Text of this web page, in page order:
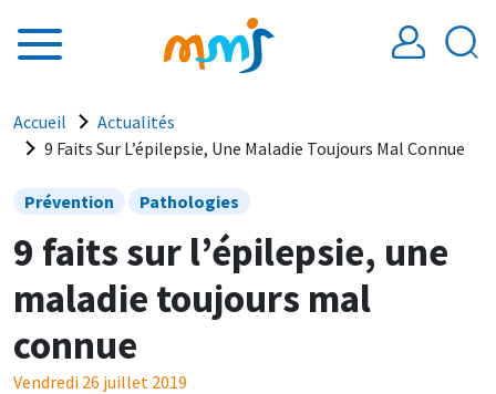
Fil d'Ariane
Accueil
Actualités
9 Faits Sur L’épilepsie, Une Maladie Toujours Mal Connue
Prévention Pathologies
9 faits sur l’épilepsie, une
maladie toujours mal
connue
Vendredi 26 juillet 2019